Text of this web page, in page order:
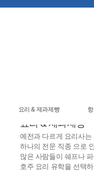
요리 & 제과제빵
요리 & 제과제빵
예전과 다르게 요리사는
하나의 전문 직종 으로
많은 사람들이 쉐프나
호주 요리 유학을 선택